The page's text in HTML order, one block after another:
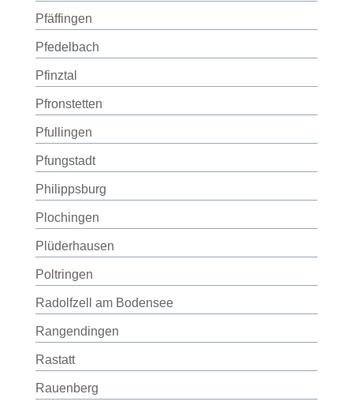
Pfäffingen
Pfedelbach
Pfinztal
Pfronstetten
Pfullingen
Pfungstadt
Philippsburg
Plochingen
Plüderhausen
Poltringen
Radolfzell am Bodensee
Rangendingen
Rastatt
Rauenberg